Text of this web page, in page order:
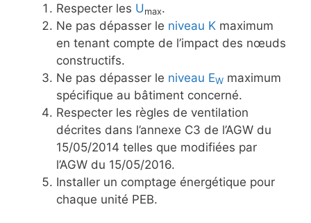
Respecter les Umax.
Ne pas dépasser le niveau K maximum
en tenant compte de l’impact des nœuds
constructifs.
Ne pas dépasser le niveau EW maximum
spécifique au bâtiment concerné.
Respecter les règles de ventilation
décrites dans l’annexe C3 de l’AGW du
15/05/2014 telles que modifiées par
l’AGW du 15/05/2016.
Installer un comptage énergétique pour
chaque unité PEB.